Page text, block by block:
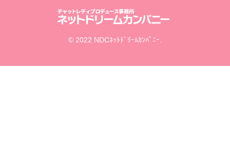
© 2022 NDCﾈｯﾄﾄﾞﾘｰﾑｶﾝﾊﾟﾆｰ.